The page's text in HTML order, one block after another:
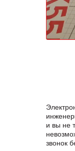
и вы не
звонок